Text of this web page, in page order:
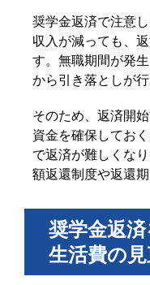
奨学金返済で注意
収入が減っても、
す。無職期間が発
から引き落としが行
そのため、返済開
資金を確保してお
で返済が難しくな
額返還制度や返還
奨学金返
生活費の